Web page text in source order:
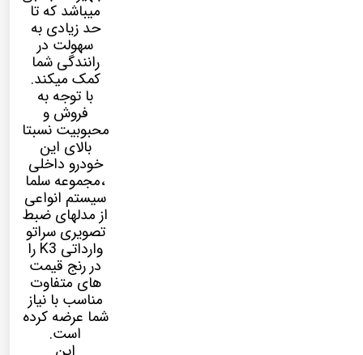
میباشد که تا
حد زیادی به
سهولت در
رانندگی شما
کمک میکند.
با توجه به
فروش و
محبوبیت نسبتا
بالای این
خودرو داخلی
،مجموعه سلما
سیستم انواعی
از مدلهای ضبط
تصویری سراتو
وارداتی K3 را
در رنج قیمت
های متفاوت
مناسب با نیاز
شما عرضه کرده
است.